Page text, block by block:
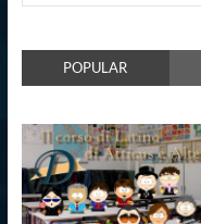
POPULAR